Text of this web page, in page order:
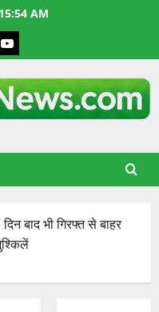
AM
YouTube
बाद भी गिरफ्त से बाहर